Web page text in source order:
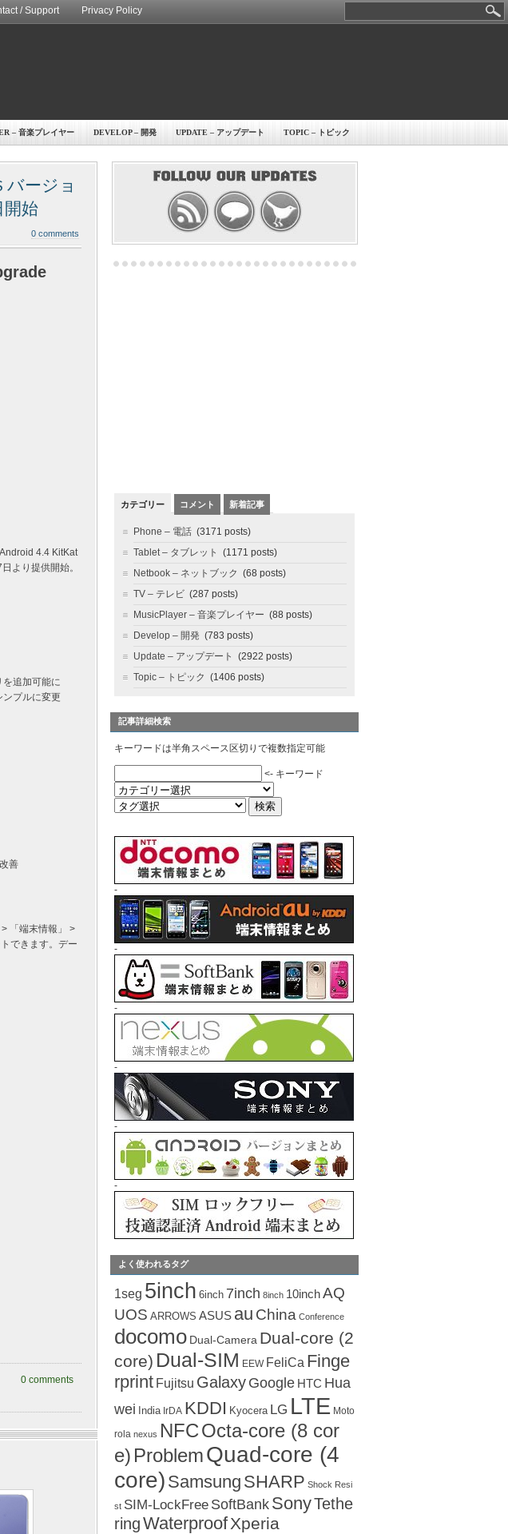
/ Support Privacy Policy
– 音楽プレイヤー DEVELOP – 開発 UPDATE – アップデート TOPIC – トピック
バージョ
開始
0 comments
4.4 KitKat
より提供開始。
を追加可能に
プルに変更
善
「端末情報」 >
できます。デー
0 comments
カテゴリー コメント 新着記事
Phone – 電話 (3171 posts)
Tablet – タブレット
(1171 posts)
Netbook – ネットブック (68 posts)
TV – テレビ (287 posts)
MusicPlayer – 音楽プレイヤー (88 posts)
Develop – 開発 (783 posts)
Update – アップデート
(2922 posts)
Topic – トピック (1406 posts)
記事詳細検索
キーワードは半角スペース区切りで複数指定可能
<- キーワード
-
-
-
-
-
-
よく使われるタグ
1seg 5inch 6inch 7inch 8inch 10inchAQ
UOS ARROWS ASUS au China Conference
docomo Dual-Camera Dual-core (2
core) Dual-SIM EEW FeliCa Finge
rprint Fujitsu Galaxy Google HTC Hua
wei India IrDA KDDI Kyocera LG LTE Moto
rola nexus NFCOcta-core (8 cor
e) ProblemQuad-core (4
core) Samsung SHARP Shock Resi
st SIM-LockFree SoftBank SonyTethe
ringWaterproofXperia